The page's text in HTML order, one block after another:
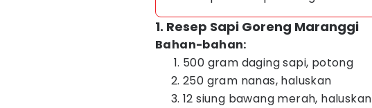
1. Resep Sapi Goreng Maranggi
Bahan-bahan:
500 gram daging sapi, potong
250 gram nanas, haluskan
12 siung bawang merah, haluskan